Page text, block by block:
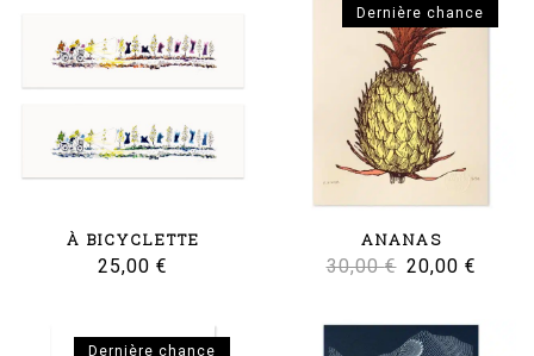
À BICYCLETTE
25,00 €
Dernière chance
ANANAS
30,00€ Le
initial
20,00 €
actuel
Dernière chance